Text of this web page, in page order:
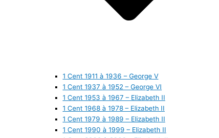
1 Cent 1911 à 1936 – George V
1 Cent 1937 à 1952 – George VI
1 Cent 1953 à 1967 – Elizabeth II
1 Cent 1968 à 1978 – Elizabeth II
1 Cent 1979 à 1989 – Elizabeth II
1 Cent 1990 à 1999 – Elizabeth II